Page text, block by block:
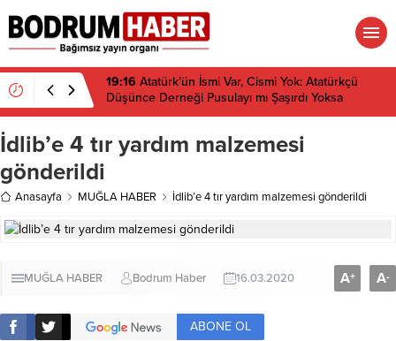
19:16 Atatürk’ün İsmi Var, Cismi Yok: Atatürkçü
Düşünce Derneği Pusulayı mı Şaşırdı Yoksa
Navigasyon mu Bozuldu?
İdlib’e 4 tır yardım malzemesi
gönderildi
Anasayfa MUĞLA HABER İdlib’e 4 tır yardım malzemesi gönderildi
MUĞLA HABER Bodrum Haber 16.03.2020 A+ A-
ABONE OL